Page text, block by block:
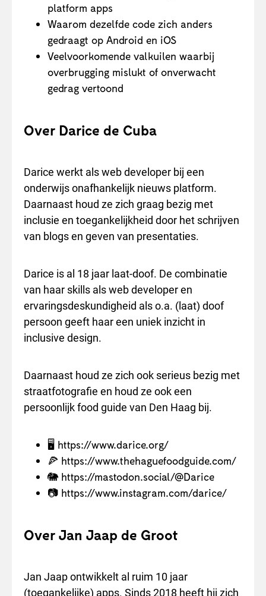
platform apps
Waarom dezelfde code zich anders
gedraagt op Android en iOS
Veelvoorkomende valkuilen waarbij
overbrugging mislukt of onverwacht
gedrag vertoond
Over Darice de Cuba
Darice werkt als web developer bij een
onderwijs onafhankelijk nieuws platform.
Daarnaast houd ze zich graag bezig met
inclusie en toegankelijkheid door het schrijven
van blogs en geven van presentaties.
Darice is al 18 jaar laat-doof. De combinatie
van haar skills als web developer en
ervaringsdeskundigheid als o.a. (laat) doof
persoon geeft haar een uniek inzicht in
inclusive design.
Daarnaast houd ze zich ook serieus bezig met
straatfotografie en houd ze ook een
persoonlijk food guide van Den Haag bij.
🖥 https://www.darice.org/
🍕 https://www.thehaguefoodguide.com/
🐘 https://mastodon.social/@Darice
📷 https://www.instagram.com/darice/
Over Jan Jaap de Groot
Jan Jaap ontwikkelt al ruim 10 jaar
(toegankelijke) apps. Sinds 2018 heeft hij zich